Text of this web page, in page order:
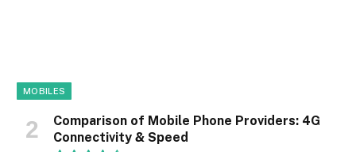
MOBILES
Comparison of Mobile Phone Providers: 4G
Connectivity & Speed